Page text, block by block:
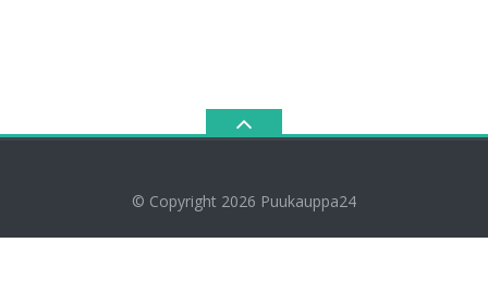
© Copyright 2026 Puukauppa24